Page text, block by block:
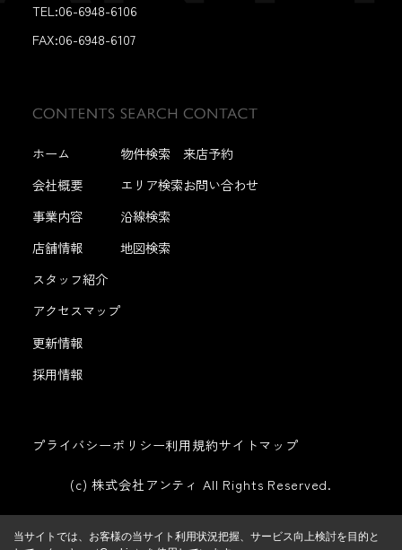
TEL:06-6948-6106
FAX:06-6948-6107
ホーム
会社概要
事業内容
店舗情報
スタッフ紹介
アクセスマップ
更新情報
採用情報
物件検索
エリア検索
沿線検索
地図検索
来店予約
お問い合わせ
プライバシーポリシー利用規約サイトマップ
(c) 株式会社アンティ All Rights Reserved.
当サイトでは、お客様の当サイト利用状況把握、サービス向上検討を目的と